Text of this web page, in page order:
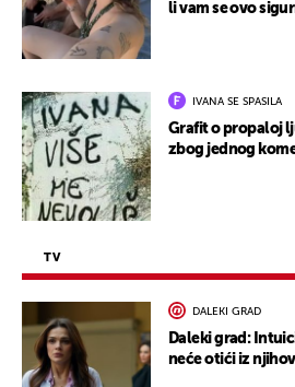
li vam se ovo
IVANA SE SPASILA
Grafit o propaloj
zbog jednog
TV
DALEKI GRAD
Daleki grad:
neće otići iz